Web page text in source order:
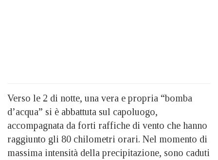
Verso le 2 di notte, una vera e propria “bomba
d’acqua” si è abbattuta sul capoluogo,
accompagnata da forti raffiche di vento che hanno
raggiunto gli 80 chilometri orari. Nel momento di
massima intensità della precipitazione, sono caduti